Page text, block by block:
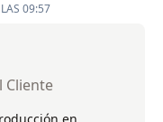
09:57
Cliente